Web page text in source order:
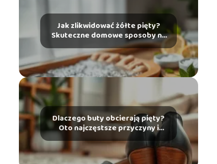
Jak zlikwidować żółte pięty?
Skuteczne domowe sposoby na
problem
Dlaczego buty obcierają pięty?
Oto najczęstsze przyczyny i
rozwiązania